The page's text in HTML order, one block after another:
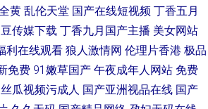
黄 乱伦天堂 国产在线短视频 丁香五月
传媒下载 丁香九月国产主播 美女网站
利在线观看 狼人激情网 伦理片香港 极品
免费 91嫩草国产 午夜成年人网站 免费
丝瓜视频污成人 国产亚洲视品在线 国产